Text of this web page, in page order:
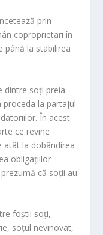
prin
coproprietari în
până la stabilirea
dintre soţi preia
proceda la partajul
În acest
ce revine
atât la dobândirea
obligaţiilor
că soţii au
foştii soţi,
soţul nevinovat,